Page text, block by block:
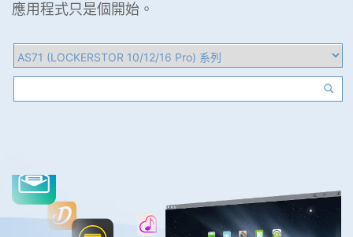
應用程式只是個開始。